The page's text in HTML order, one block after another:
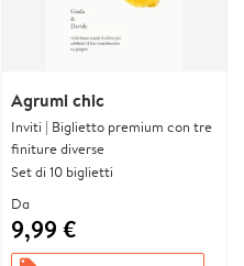
Agrumi chic
Inviti | Biglietto premium con tre
finiture diverse
Set di 10 biglietti
Da
9,99 €